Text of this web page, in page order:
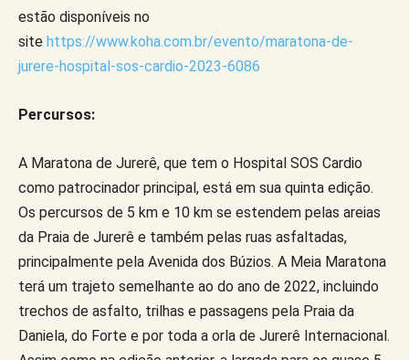
estão disponíveis no
site https://www.koha.com.br/evento/maratona-de-
jurere-hospital-sos-cardio-2023-6086
Percursos:
A Maratona de Jurerê, que tem o Hospital SOS Cardio
como patrocinador principal, está em sua quinta edição.
Os percursos de 5 km e 10 km se estendem pelas areias
da Praia de Jurerê e também pelas ruas asfaltadas,
principalmente pela Avenida dos Búzios. A Meia Maratona
terá um trajeto semelhante ao do ano de 2022, incluindo
trechos de asfalto, trilhas e passagens pela Praia da
Daniela, do Forte e por toda a orla de Jurerê Internacional.